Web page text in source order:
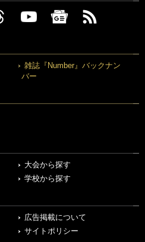
雑誌『Number』バックナン
バー
大会から探す
学校から探す
広告掲載について
サイトポリシー